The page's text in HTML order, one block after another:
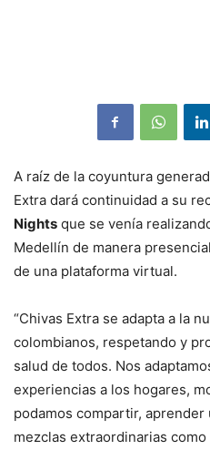
A raíz de la coyuntura
Extra dará continuidad a su
Nights que se venía
Medellín de manera
de una plataforma virtual.
“Chivas Extra se adapta a la
colombianos, respetando y
salud de todos. Nos
experiencias a los hogares,
podamos compartir,
mezclas extraordinarias